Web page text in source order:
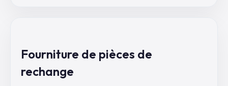
Fourniture de pièces de
rechange